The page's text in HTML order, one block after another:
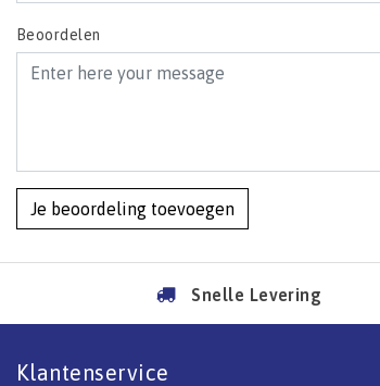
Beoordelen
Je beoordeling toevoegen
Snelle Levering
Klantenservice